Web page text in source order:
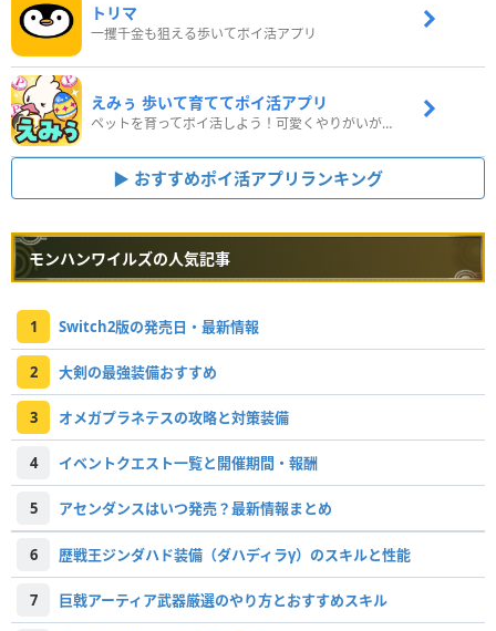
トリマ
一攫千金も狙える歩いてポイ活アプリ
えみぅ 歩いて育ててポイ活アプリ
ペットを育ってポイ活しよう！可愛くやりがいがある新感覚アプリ
おすすめポイ活アプリランキング
モンハンワイルズの人気記事
1 Switch2版の発売日・最新情報
2 大剣の最強装備おすすめ
3 オメガプラネテスの攻略と対策装備
4 イベントクエスト一覧と開催期間・報酬
5 アセンダンスはいつ発売？最新情報まとめ
6 歴戦王ジンダハド装備（ダハディラγ）のスキルと性能
7 巨戟アーティア武器厳選のやり方とおすすめスキル